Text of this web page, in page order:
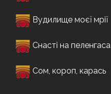
Вудилище моєї мрії
Снасті на пеленгаса
Сом, короп, карась